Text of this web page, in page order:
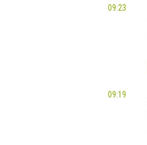
09:23
09:19